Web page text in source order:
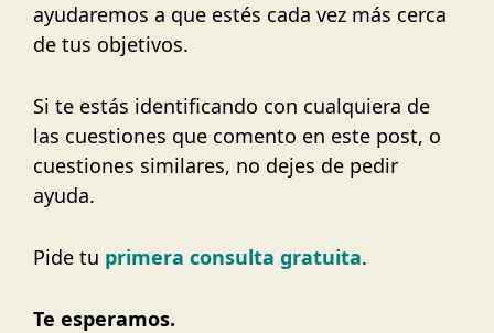
ayudaremos a que estés cada vez más cerca
de tus objetivos.
Si te estás identificando con cualquiera de
las cuestiones que comento en este post, o
cuestiones similares, no dejes de pedir
ayuda.
Pide tu primera consulta gratuita.
Te esperamos.